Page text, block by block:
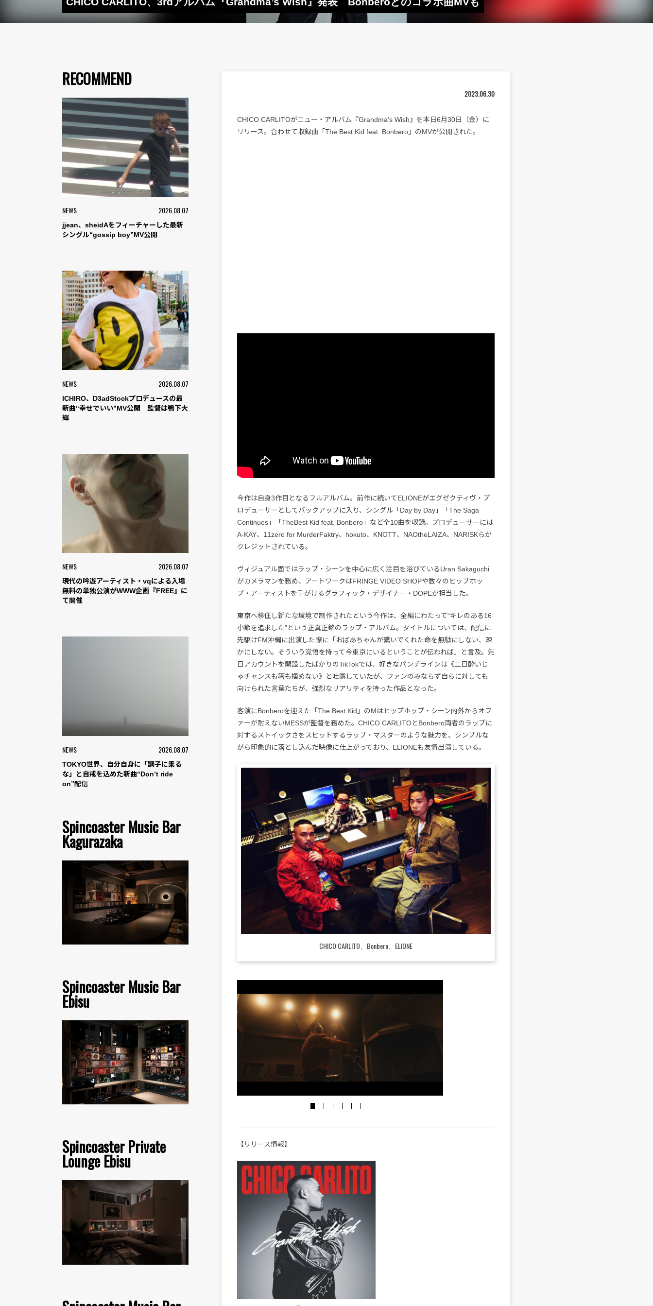
RECOMMEND
NEWS 2026.08.07
jjean、sheidAをフィーチャーした最新
シングル“gossip boy”MV公開
NEWS 2026.08.07
ICHIRO、D3adStockプロデュースの最
新曲“幸せでいい”MV公開 監督は鴨下大
輝
NEWS 2026.08.07
現代の吟遊アーティスト・vqによる入場
無料の単独公演がWWW企画『FREE』に
て開催
NEWS 2026.08.07
TOKYO世界、自分自身に「調子に乗る
な」と自戒を込めた新曲“Don’t ride
on”配信
Spincoaster Music Bar
Kagurazaka
Spincoaster Music Bar
Ebisu
Spincoaster Private
Lounge Ebisu
2023.06.30
CHICO CARLITOがニュー・アルバム『Grandma’s Wish』を本日6月30日（金）に
リリース。合わせて収録曲「The Best Kid feat. Bonbero」のMVが公開された。
今作は自身3作目となるフルアルバム。前作に続いてELIONEがエグゼクティヴ・プ
ロデューサーとしてバックアップに入り、シングル「Day by Day」「The Saga
Continues」「TheBest Kid feat. Bonbero」など全10曲を収録。プロデューサーには
A-KAY、11zero for MurderFaktry、hokuto、KNOTT、NAOtheLAIZA、NARISKらが
クレジットされている。
ヴィジュアル面ではラップ・シーンを中心に広く注目を浴びているUran Sakaguchi
がカメラマンを務め、アートワークはFRINGE VIDEO SHOPや数々のヒップホッ
プ・アーティストを手がけるグラフィック・デザイナー・DOPEが担当した。
東京へ移住し新たな環境で制作されたという今作は、全編にわたって“キレのある16
小節を追求した”という正真正銘のラップ・アルバム。タイトルについては、配信に
先駆けFM沖縄に出演した際に「おばあちゃんが繋いでくれた命を無駄にしない、疎
かにしない。そういう覚悟を持って今東京にいるということが伝われば」と言及。先
日アカウントを開設したばかりのTikTokでは、好きなパンチラインは《二日酔いじ
ゃチャンスも箸も掴めない》と吐露していたが、ファンのみならず自らに対しても
向けられた言葉たちが、強烈なリアリティを持った作品となった。
客演にBonberoを迎えた「The Best Kid」のMはヒップホップ・シーン内外からオフ
ァーが耐えないMESSが監督を務めた。CHICO CARLITOとBonbero両者のラップに
対するストイックさをスピットするラップ・マスターのような魅力を、シンプルな
がら印象的に落とし込んだ映像に仕上がっており、ELIONEも友情出演している。
CHICO CARLITO、Bonbero、ELIONE
【リリース情報】